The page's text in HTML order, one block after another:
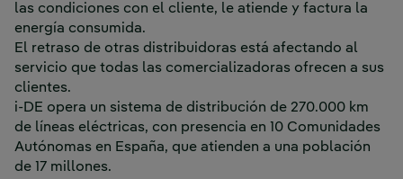
las condiciones con el cliente, le atiende y factura la
energía consumida.
El retraso de otras distribuidoras está afectando al
servicio que todas las comercializadoras ofrecen a sus
clientes.
i-DE opera un sistema de distribución de 270.000 km
de líneas eléctricas, con presencia en 10 Comunidades
Autónomas en España, que atienden a una población
de 17 millones.